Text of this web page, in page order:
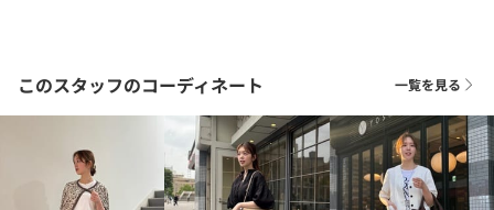
このスタッフのコーディネート 一覧を見る